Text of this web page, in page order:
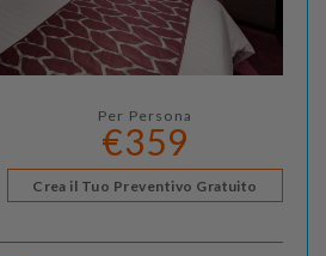
Per Persona
€359
Crea il Tuo Preventivo Gratuito